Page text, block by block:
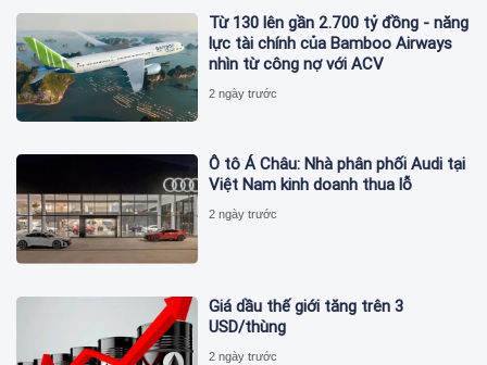
Từ 130 lên gần 2.700 tỷ đồng - năng
lực tài chính của Bamboo Airways
nhìn từ công nợ với ACV
2 ngày trước
Ô tô Á Châu: Nhà phân phối Audi tại
Việt Nam kinh doanh thua lỗ
2 ngày trước
Giá dầu thế giới tăng trên 3
USD/thùng
2 ngày trước